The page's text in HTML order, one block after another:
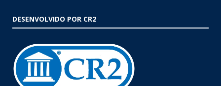
DESENVOLVIDO POR CR2